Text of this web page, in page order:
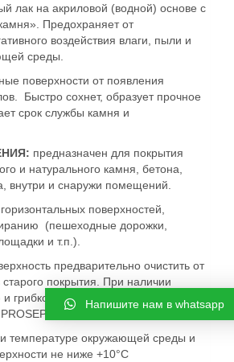
лак на акриловой (водной) основе с
Предохраняет от
воздействия влаги, пыли и
среды.
поверхности от появления
Быстро сохнет, образует прочное
срок службы камня и
предназначен для покрытия
и натурального камня, бетона,
внутри и снаружи помещений.
поверхностей,
(пешеходные дорожки,
и т.п.).
предварительно очистить от
старого покрытия. При наличии
грибком необходимо обработать
FUNGI CLEAN.
температуре окружающей среды и
не ниже +10°С
Напишите нам в whatsapp